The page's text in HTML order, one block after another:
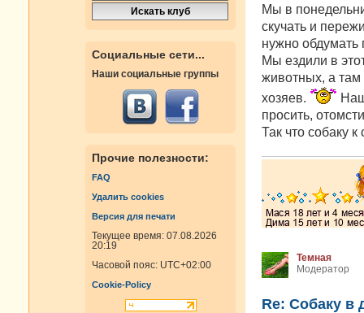
Социальные сети...
Наши социальные группы
Прочие полезности:
FAQ
Удалить cookies
Версия для печати
Текущее время: 07.08.2026
20:19
Часовой пояс: UTC+02:00
Cookie-Policy
Мы в
скучать и
нужно обдумать
Мы ездили в
животных, а там
хозяев.
просить,
Так что собаку к
Темная
Модератор
Re: Собаку в